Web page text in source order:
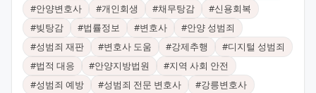
#안양변호사 #개인회생 #채무탕감 #신용회복
#빚탕감 #법률정보 #변호사 #안양 성범죄
#성범죄 재판 #변호사 도움 #강제추행 #디지털 성범죄
#법적 대응 #안양지방법원 #지역 사회 안전
#성범죄 예방 #성범죄 전문 변호사 #강릉변호사